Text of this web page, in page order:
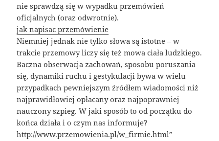
nie sprawdzą się w wypadku przemówień
oficjalnych (oraz odwrotnie).
jak napisac przemówienie
Niemniej jednak nie tylko słowa są istotne – w
trakcie przemowy liczy się też mowa ciała ludzkiego.
Baczna obserwacja zachowań, sposobu poruszania
się, dynamiki ruchu i gestykulacji bywa w wielu
przypadkach pewniejszym źródłem wiadomości niż
najprawidłowiej opłacany oraz najpoprawniej
nauczony szpieg. W jaki sposób to od początku do
końca działa i o czym nas informuje?
http://www.przemowienia.pl/w_firmie.html”